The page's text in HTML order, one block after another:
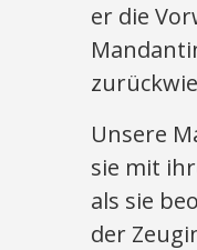
er die
Unsere
sie mit
als sie
der